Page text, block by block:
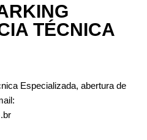
TÉCNICA
Especializada, abertura de